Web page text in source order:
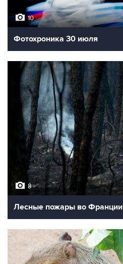
10
Фотохроника 30 июля
8
Лесные пожары во Франции